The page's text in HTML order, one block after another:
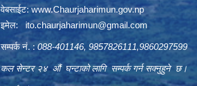
वेबसाईट:www.Chaurjaharimun.gov.np
इमेल: ito.chaurjaharimun@gmail.com
सम्पर्क नं. : 088-401146, 9857826111,9860297599
कल सेन्टर २४ औं घन्टाको लागि सम्पर्क गर्न सक्नुहुने छ।